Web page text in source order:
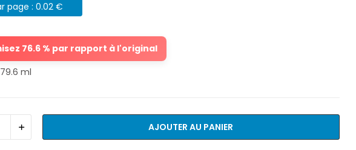
page : 0.02 €
76.6 % par rapport à l'original
ml
AJOUTER AU PANIER